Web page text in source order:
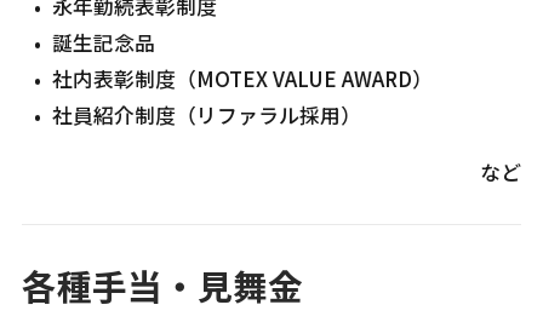
誕生記念品
社内表彰制度（MOTEX VALUE AWARD）
社員紹介制度（リファラル採用）
各種手当・見舞金